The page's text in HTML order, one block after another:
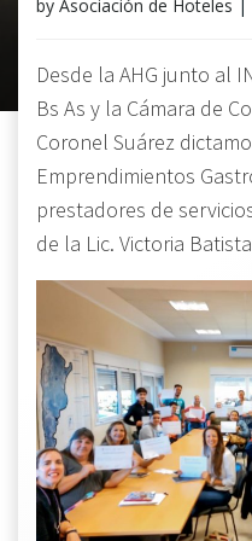
by Asociación de Hoteles |
Desde la AHG junto al
Bs As y la Cámara de
Coronel Suárez
Emprendimientos
prestadores de
de la Lic. Victoria